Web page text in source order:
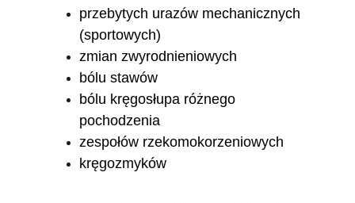
przebytych urazów mechanicznych
(sportowych)
zmian zwyrodnieniowych
bólu stawów
bólu kręgosłupa różnego
pochodzenia
zespołów rzekomokorzeniowych
kręgozmyków